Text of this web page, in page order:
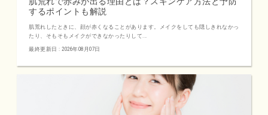
するポイントも解説
肌荒れしたときに、顔が赤くなることがあります。メイクをしても隠しきれなかっ
たり、そもそもメイクができなかったりして...
最終更新日 : 2026年08月07日